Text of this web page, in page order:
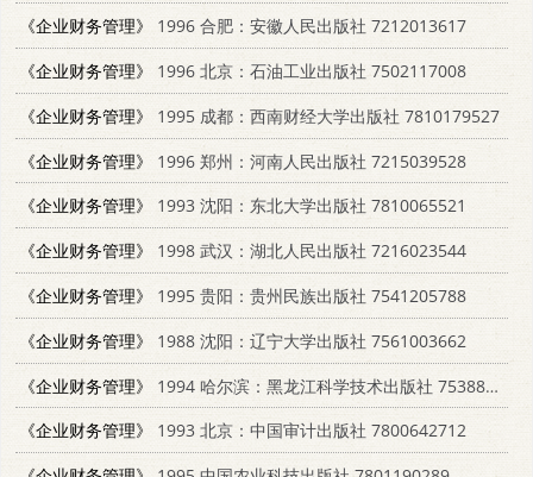
《企业财务管理》
1996 合肥：安徽人民出版社 7212013617
《企业财务管理》
1996 北京：石油工业出版社 7502117008
《企业财务管理》
1995 成都：西南财经大学出版社 7810179527
《企业财务管理》
1996 郑州：河南人民出版社 7215039528
《企业财务管理》
1993 沈阳：东北大学出版社 7810065521
《企业财务管理》
1998 武汉：湖北人民出版社 7216023544
《企业财务管理》
1995 贵阳：贵州民族出版社 7541205788
《企业财务管理》
1988 沈阳：辽宁大学出版社 7561003662
《企业财务管理》
1994 哈尔滨：黑龙江科学技术出版社 7538826459
《企业财务管理》
1993 北京：中国审计出版社 7800642712